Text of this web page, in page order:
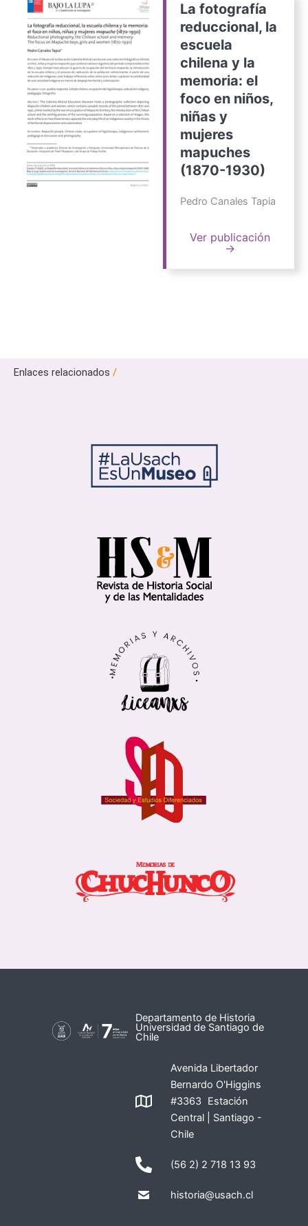
La fotografía
reduccional, la
escuela
chilena y la
memoria: el
foco en niños,
niñas y
mujeres
mapuches
(1870-1930)
Pedro Canales Tapia
Ver publicación
→
Enlaces relacionados /
Departamento de Historia
Universidad de Santiago de
Chile
Avenida Libertador
Bernardo O'Higgins
#3363 Estación
Central | Santiago -
Chile
(56 2) 2 718 13 93
historia@usach.cl